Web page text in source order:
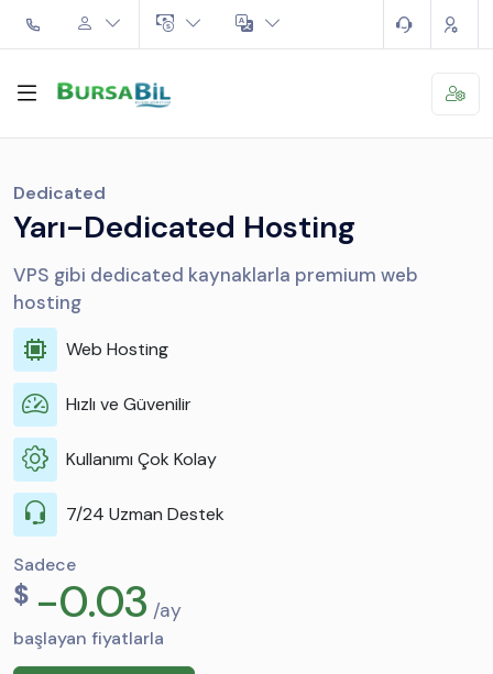
Dedicated
Yarı-Dedicated Hosting
VPS gibi dedicated kaynaklarla premium web
hosting
Web Hosting
Hızlı ve Güvenilir
Kullanımı Çok Kolay
7/24 Uzman Destek
Sadece
$ -0.03 /ay
başlayan fiyatlarla